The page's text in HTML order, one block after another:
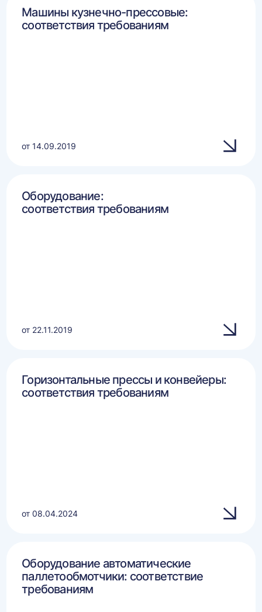
Машины кузнечно-прессовые:
соответствия требованиям
от 14.09.2019
Оборудование:
соответствия требованиям
от 22.11.2019
Горизонтальные прессы и конвейеры:
соответствия требованиям
от 08.04.2024
Оборудование автоматические
паллетообмотчики: соответствие
требованиям